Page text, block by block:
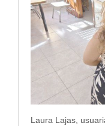
Laura Lajas,